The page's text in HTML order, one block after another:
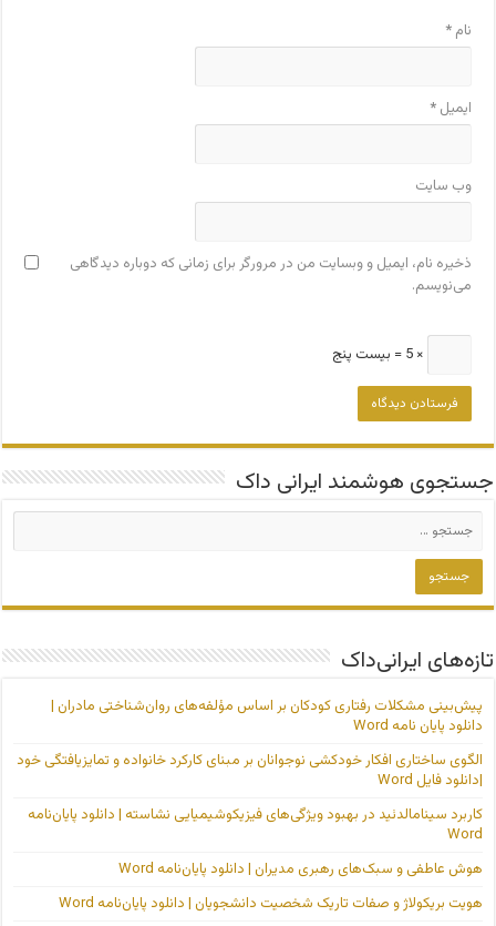
نام*
ایمیل*
وب‌ سایت
ذخیره نام، ایمیل و وبسایت من در مرورگر برای زمانی که دوباره دیدگاهی
می‌نویسم.
× 5 = بیست پنج
جستجوی هوشمند ایرانی داک
تازه‌های ایرانی‌داک
پیش‌بینی مشکلات رفتاری کودکان بر اساس مؤلفه‌های روان‌شناختی مادران |
دانلود پایان نامه Word
الگوی ساختاری افکار خودکشی نوجوانان بر مبنای کارکرد خانواده و تمایزیافتگی خود
|دانلود فایل Word
کاربرد سینامالدئید در بهبود ویژگی‌های فیزیکوشیمیایی نشاسته | دانلود پایان‌نامه
Word
هوش عاطفی و سبک‌های رهبری مدیران | دانلود پایان‌نامه Word
هویت بریکولاژ و صفات تاریک شخصیت دانشجویان | دانلود پایان‌نامه Word